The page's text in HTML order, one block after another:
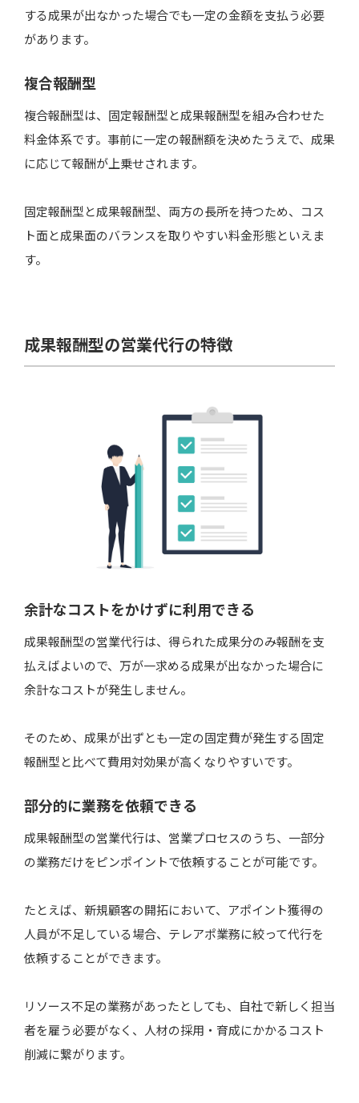
株式会社エグゼクティブ
株式会社ネクストコミュニティ
アズ株式会社
株式会社セールスジャパン
株式会社アイランド・ブレイン
株式会社エッグトゥコミュニケーション
成果報酬型の営業代行会社を選ぶ際のポイント
日々の営業内容を開示してくれるか確認する
業界や類似する商材での実績を確認する
信頼できる会社かどうか
営業してほしいエリアに対応しているか
営業代行はフリーランスや個人事業主にも依頼可能​​​
フリーランスや個人事業主の相場
点
導入コストのかからない商材
短期間でクロージングできる商材
相性の良い企業の特徴
相性の良い企業の業種
成果報酬型の営業代行と相性の悪い企業
相性の悪い企業の特徴
相性の悪い企業の業種
する成果が出なかった場合でも一定の金額を支払う必要
があります。
複合報酬型
複合報酬型は、固定報酬型と成果報酬型を組み合わせた
料金体系です。事前に一定の報酬額を決めたうえで、成果
に応じて報酬が上乗せされます。
固定報酬型と成果報酬型、両方の長所を持つため、コス
ト面と成果面のバランスを取りやすい料金形態といえま
す。
成果報酬型の営業代行の特徴
余計なコストをかけずに利用できる
成果報酬型の営業代行は、得られた成果分のみ報酬を支
払えばよいので、万が一求める成果が出なかった場合に
余計なコストが発生しません。
そのため、成果が出ずとも一定の固定費が発生する固定
報酬型と比べて費用対効果が高くなりやすいです。
部分的に業務を依頼できる
成果報酬型の営業代行は、営業プロセスのうち、一部分
の業務だけをピンポイントで依頼することが可能です。
たとえば、新規顧客の開拓において、アポイント獲得の
人員が不足している場合、テレアポ業務に絞って代行を
依頼することができます。
リソース不足の業務があったとしても、自社で新しく担当
者を雇う必要がなく、人材の採用・育成にかかるコスト
削減に繋がります。